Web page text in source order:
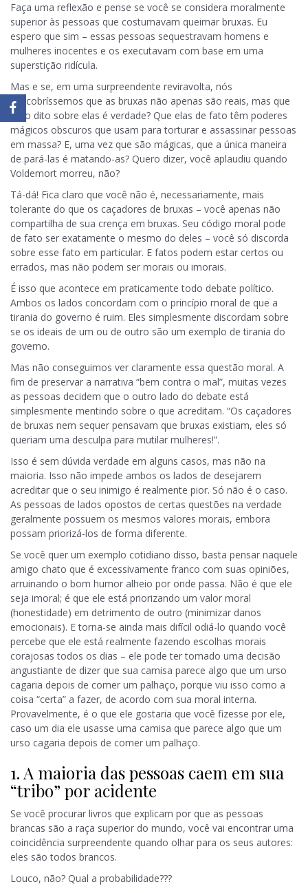
Faça uma reflexão e pense se você se considera moralmente
superior às pessoas que costumavam queimar bruxas. Eu
espero que sim – essas pessoas sequestravam homens e
mulheres inocentes e os executavam com base em uma
superstição ridícula.
Mas e se, em uma surpreendente reviravolta, nós
descobríssemos que as bruxas não apenas são reais, mas que
tudo dito sobre elas é verdade? Que elas de fato têm poderes
mágicos obscuros que usam para torturar e assassinar pessoas
em massa? E, uma vez que são mágicas, que a única maneira
de pará-las é matando-as? Quero dizer, você aplaudiu quando
Voldemort morreu, não?
Tá-dá! Fica claro que você não é, necessariamente, mais
tolerante do que os caçadores de bruxas – você apenas não
compartilha de sua crença em bruxas. Seu código moral pode
de fato ser exatamente o mesmo do deles – você só discorda
sobre esse fato em particular. E fatos podem estar certos ou
errados, mas não podem ser morais ou imorais.
É isso que acontece em praticamente todo debate político.
Ambos os lados concordam com o princípio moral de que a
tirania do governo é ruim. Eles simplesmente discordam sobre
se os ideais de um ou de outro são um exemplo de tirania do
governo.
Mas não conseguimos ver claramente essa questão moral. A
fim de preservar a narrativa “bem contra o mal”, muitas vezes
as pessoas decidem que o outro lado do debate está
simplesmente mentindo sobre o que acreditam. “Os caçadores
de bruxas nem sequer pensavam que bruxas existiam, eles só
queriam uma desculpa para mutilar mulheres!”.
Isso é sem dúvida verdade em alguns casos, mas não na
maioria. Isso não impede ambos os lados de desejarem
acreditar que o seu inimigo é realmente pior. Só não é o caso.
As pessoas de lados opostos de certas questões na verdade
geralmente possuem os mesmos valores morais, embora
possam priorizá-los de forma diferente.
Se você quer um exemplo cotidiano disso, basta pensar naquele
amigo chato que é excessivamente franco com suas opiniões,
arruinando o bom humor alheio por onde passa. Não é que ele
seja imoral; é que ele está priorizando um valor moral
(honestidade) em detrimento de outro (minimizar danos
emocionais). E torna-se ainda mais difícil odiá-lo quando você
percebe que ele está realmente fazendo escolhas morais
corajosas todos os dias – ele pode ter tomado uma decisão
angustiante de dizer que sua camisa parece algo que um urso
cagaria depois de comer um palhaço, porque viu isso como a
coisa “certa” a fazer, de acordo com sua moral interna.
Provavelmente, é o que ele gostaria que você fizesse por ele,
caso um dia ele usasse uma camisa que parece algo que um
urso cagaria depois de comer um palhaço.
1. A maioria das pessoas caem em sua
“tribo” por acidente
Se você procurar livros que explicam por que as pessoas
brancas são a raça superior do mundo, você vai encontrar uma
coincidência surpreendente quando olhar para os seus autores:
eles são todos brancos.
Louco, não? Qual a probabilidade???